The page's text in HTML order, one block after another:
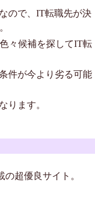
ので、IT転職先が決
々候補を探してIT転
件が今より劣る可能
ります。
超優良サイト。